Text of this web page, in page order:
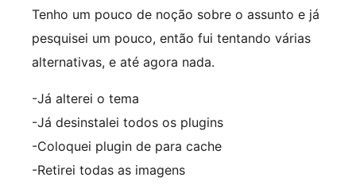
Tenho um pouco de noção sobre o assunto e já
pesquisei um pouco, então fui tentando várias
alternativas, e até agora nada.
-Já alterei o tema
-Já desinstalei todos os plugins
-Coloquei plugin de para cache
-Retirei todas as imagens